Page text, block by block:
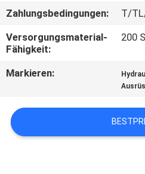
MIT
ANGEBOT
Zahlungsbedingungen:
T/
Versorgungsmaterial-
Fähigkeit:
200
Markieren: